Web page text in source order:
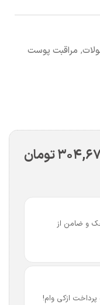
, مراقبت پوست
تومان
چک و ضامن از
پرداخت ازکی وام!